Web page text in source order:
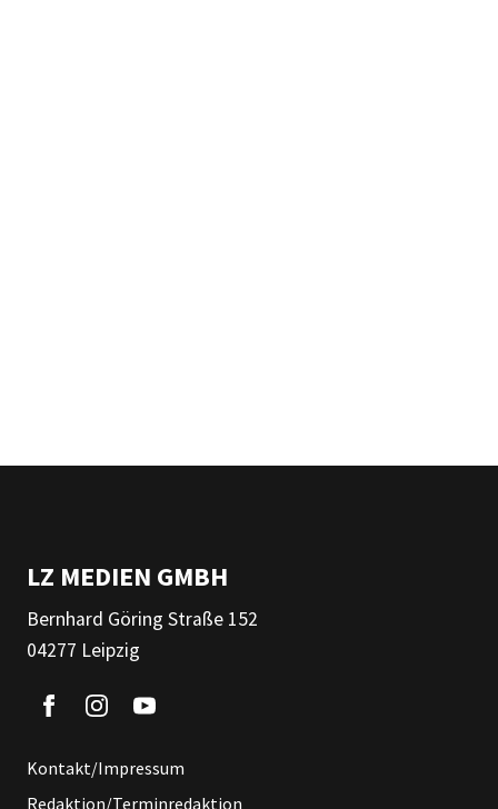
LZ MEDIEN GMBH
Bernhard Göring Straße 152
04277 Leipzig
Kontakt/Impressum
Redaktion/Terminredaktion